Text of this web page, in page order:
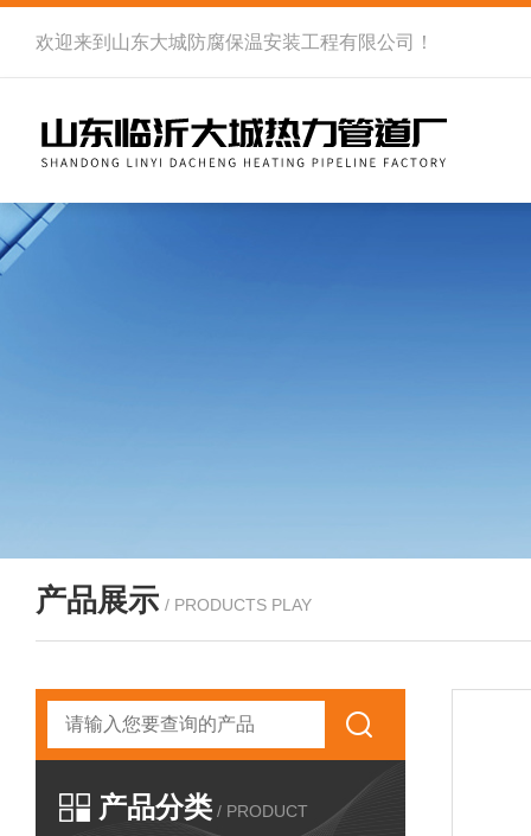
欢迎来到 山东大城防腐保温安装工程有限公司 ！
产品展示 / PRODUCTS PLAY
产品分类 / PRODUCT